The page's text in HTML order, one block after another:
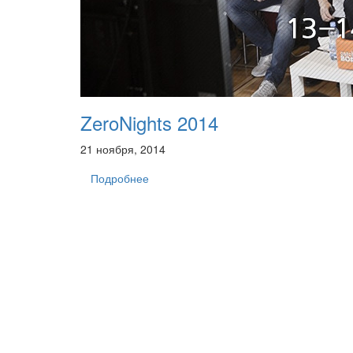
ZeroNights 2014
21 ноября, 2014
Подробнее